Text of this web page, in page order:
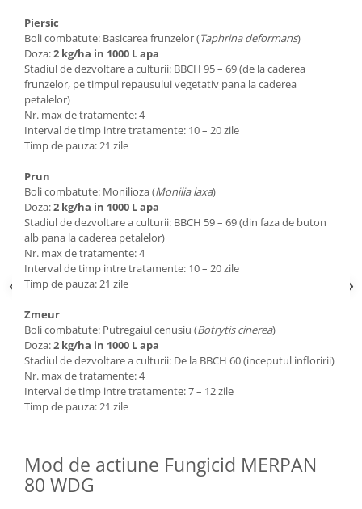
Piersic
Boli combatute: Basicarea frunzelor (Taphrina deformans)
Doza:2 kg/ha in 1000 L apa
Stadiul de dezvoltare a culturii: BBCH 95 – 69 (de la caderea
frunzelor, pe timpul repausului vegetativ pana la caderea
petalelor)
Nr. max de tratamente: 4
Interval de timp intre tratamente: 10 – 20 zile
Timp de pauza: 21 zile
Prun
Boli combatute: Monilioza (Monilia laxa)
Doza:2 kg/ha in 1000 L apa
Stadiul de dezvoltare a culturii: BBCH 59 – 69 (din faza de buton
alb pana la caderea petalelor)
Nr. max de tratamente: 4
Interval de timp intre tratamente: 10 – 20 zile
Timp de pauza: 21 zile
Zmeur
Boli combatute: Putregaiul cenusiu (Botrytis cinerea)
Doza:2 kg/ha in 1000 L apa
Stadiul de dezvoltare a culturii: De la BBCH 60 (inceputul infloririi)
Nr. max de tratamente: 4
Interval de timp intre tratamente: 7 – 12 zile
Timp de pauza: 21 zile
Mod de actiune Fungicid MERPAN
80 WDG